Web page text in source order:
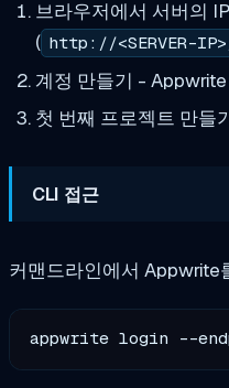
브라우저에서 서버의
( http://<SERVER-
계정 만들기 -
첫 번째 프로젝트 만들
CLI 접근
커맨드라인에서 Appwrite